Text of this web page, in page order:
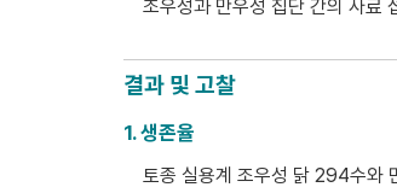
조우성과 만우성 집단 간의 사료
결과 및 고찰
1. 생존율
토종 실용계 조우성 닭 294수와